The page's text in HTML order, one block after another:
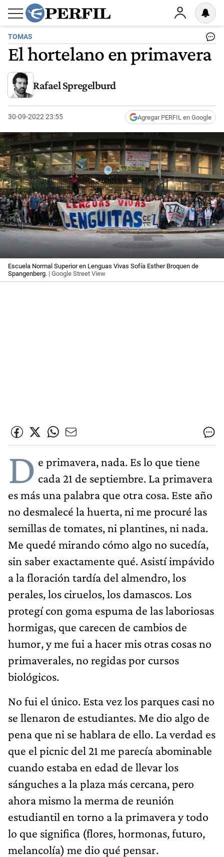
TOMAS
El hortelano en primavera
Rafael Spregelburd
30-09-2022 23:55 Agregar PERFIL en Google
Escuela Normal Superior en Lenguas Vivas Sofía Esther Broquen de
Spangenberg. | Google Street View
D e primavera, nada. Es lo que tiene
cada 21 de septiembre. La primavera
es más una palabra que otra cosa. Este año
no desmalecé la huerta, ni me procuré las
semillas de tomates, ni plantines, ni nada.
Me quedé mirando cómo algo no sucedía,
sin saber exactamente qué. Asistí impávido
a la floración tardía del almendro, los
perales, los ciruelos, los damascos. Los
protegí con goma espuma de las laboriosas
hormigas, que carecen de cambios de
humor, y me fui a hacer mis otras cosas no
primaverales, no regidas por cursos
biológicos.
No fui el único. Esta vez los parques casi no
se llenaron de estudiantes. Me dio algo de
pena que ni se hablara de ello. La verdad es
que el picnic del 21 me parecía abominable
cuando estaba en edad de llevar los
sánguches a la plaza más cercana, pero
ahora mismo la merma de reunión
estudiantil en torno a la primavera y todo
lo que significa (flores, hormonas, futuro,
melancolía) me dio qué pensar.